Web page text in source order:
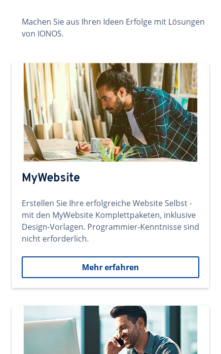
Machen Sie aus Ihren Ideen Erfolge mit Lösungen
von IONOS.
MyWebsite
Erstellen Sie Ihre erfolgreiche Website Selbst -
mit den MyWebsite Komplettpaketen, inklusive
Design-Vorlagen. Programmier-Kenntnisse sind
nicht erforderlich.
Mehr erfahren